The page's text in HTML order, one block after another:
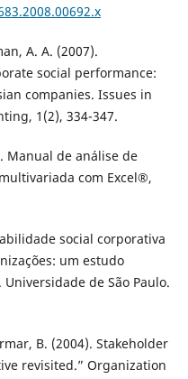
A. A. (2007).
social performance:
companies. Issues in
1(2), 334-347.
Manual de análise de
com Excel®,
social corporativa
um estudo
de São Paulo.
B. (2004). Stakeholder
revisited.” Organization